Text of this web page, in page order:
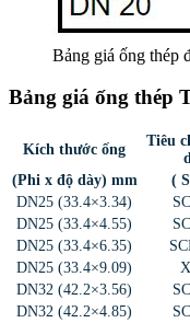
Bảng giá ống thép
Bảng giá ống thép
Kích thước ống
Tiêu
(Phi x độ dày) mm
(
DN25 (33.4×3.34)
DN25 (33.4×4.55)
DN25 (33.4×6.35)
DN25 (33.4×9.09)
DN32 (42.2×3.56)
DN32 (42.2×4.85)